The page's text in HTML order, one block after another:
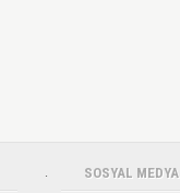
. SOSYAL MEDYA